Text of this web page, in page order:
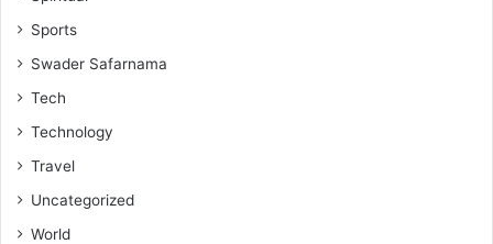
Sports
Swader Safarnama
Tech
Technology
Travel
Uncategorized
World